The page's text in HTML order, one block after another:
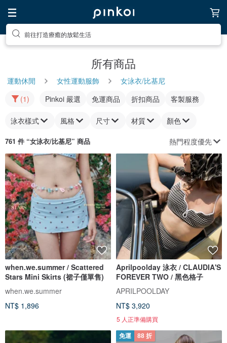
前往打造療癒的放鬆生活
所有商品
運動休閒 女性運動服飾
女泳衣/比基尼
(1)
Pinkoi 嚴選 免運商品 折扣商品 客製服務
泳衣樣式 風格 尺寸 材質 顏色
761 件 “女泳衣/比基尼” 商品 熱門程度優先
when.we.summer / Scattered
Stars Mini Skirts (裙子僅單售)
when.we.summer
NT$ 1,896
Aprilpoolday 泳衣 / CLAUDIA'S
FOREVER TWO / 黑色格子
APRILPOOLDAY
NT$ 3,920
5 人正準備購買
免運 88 折